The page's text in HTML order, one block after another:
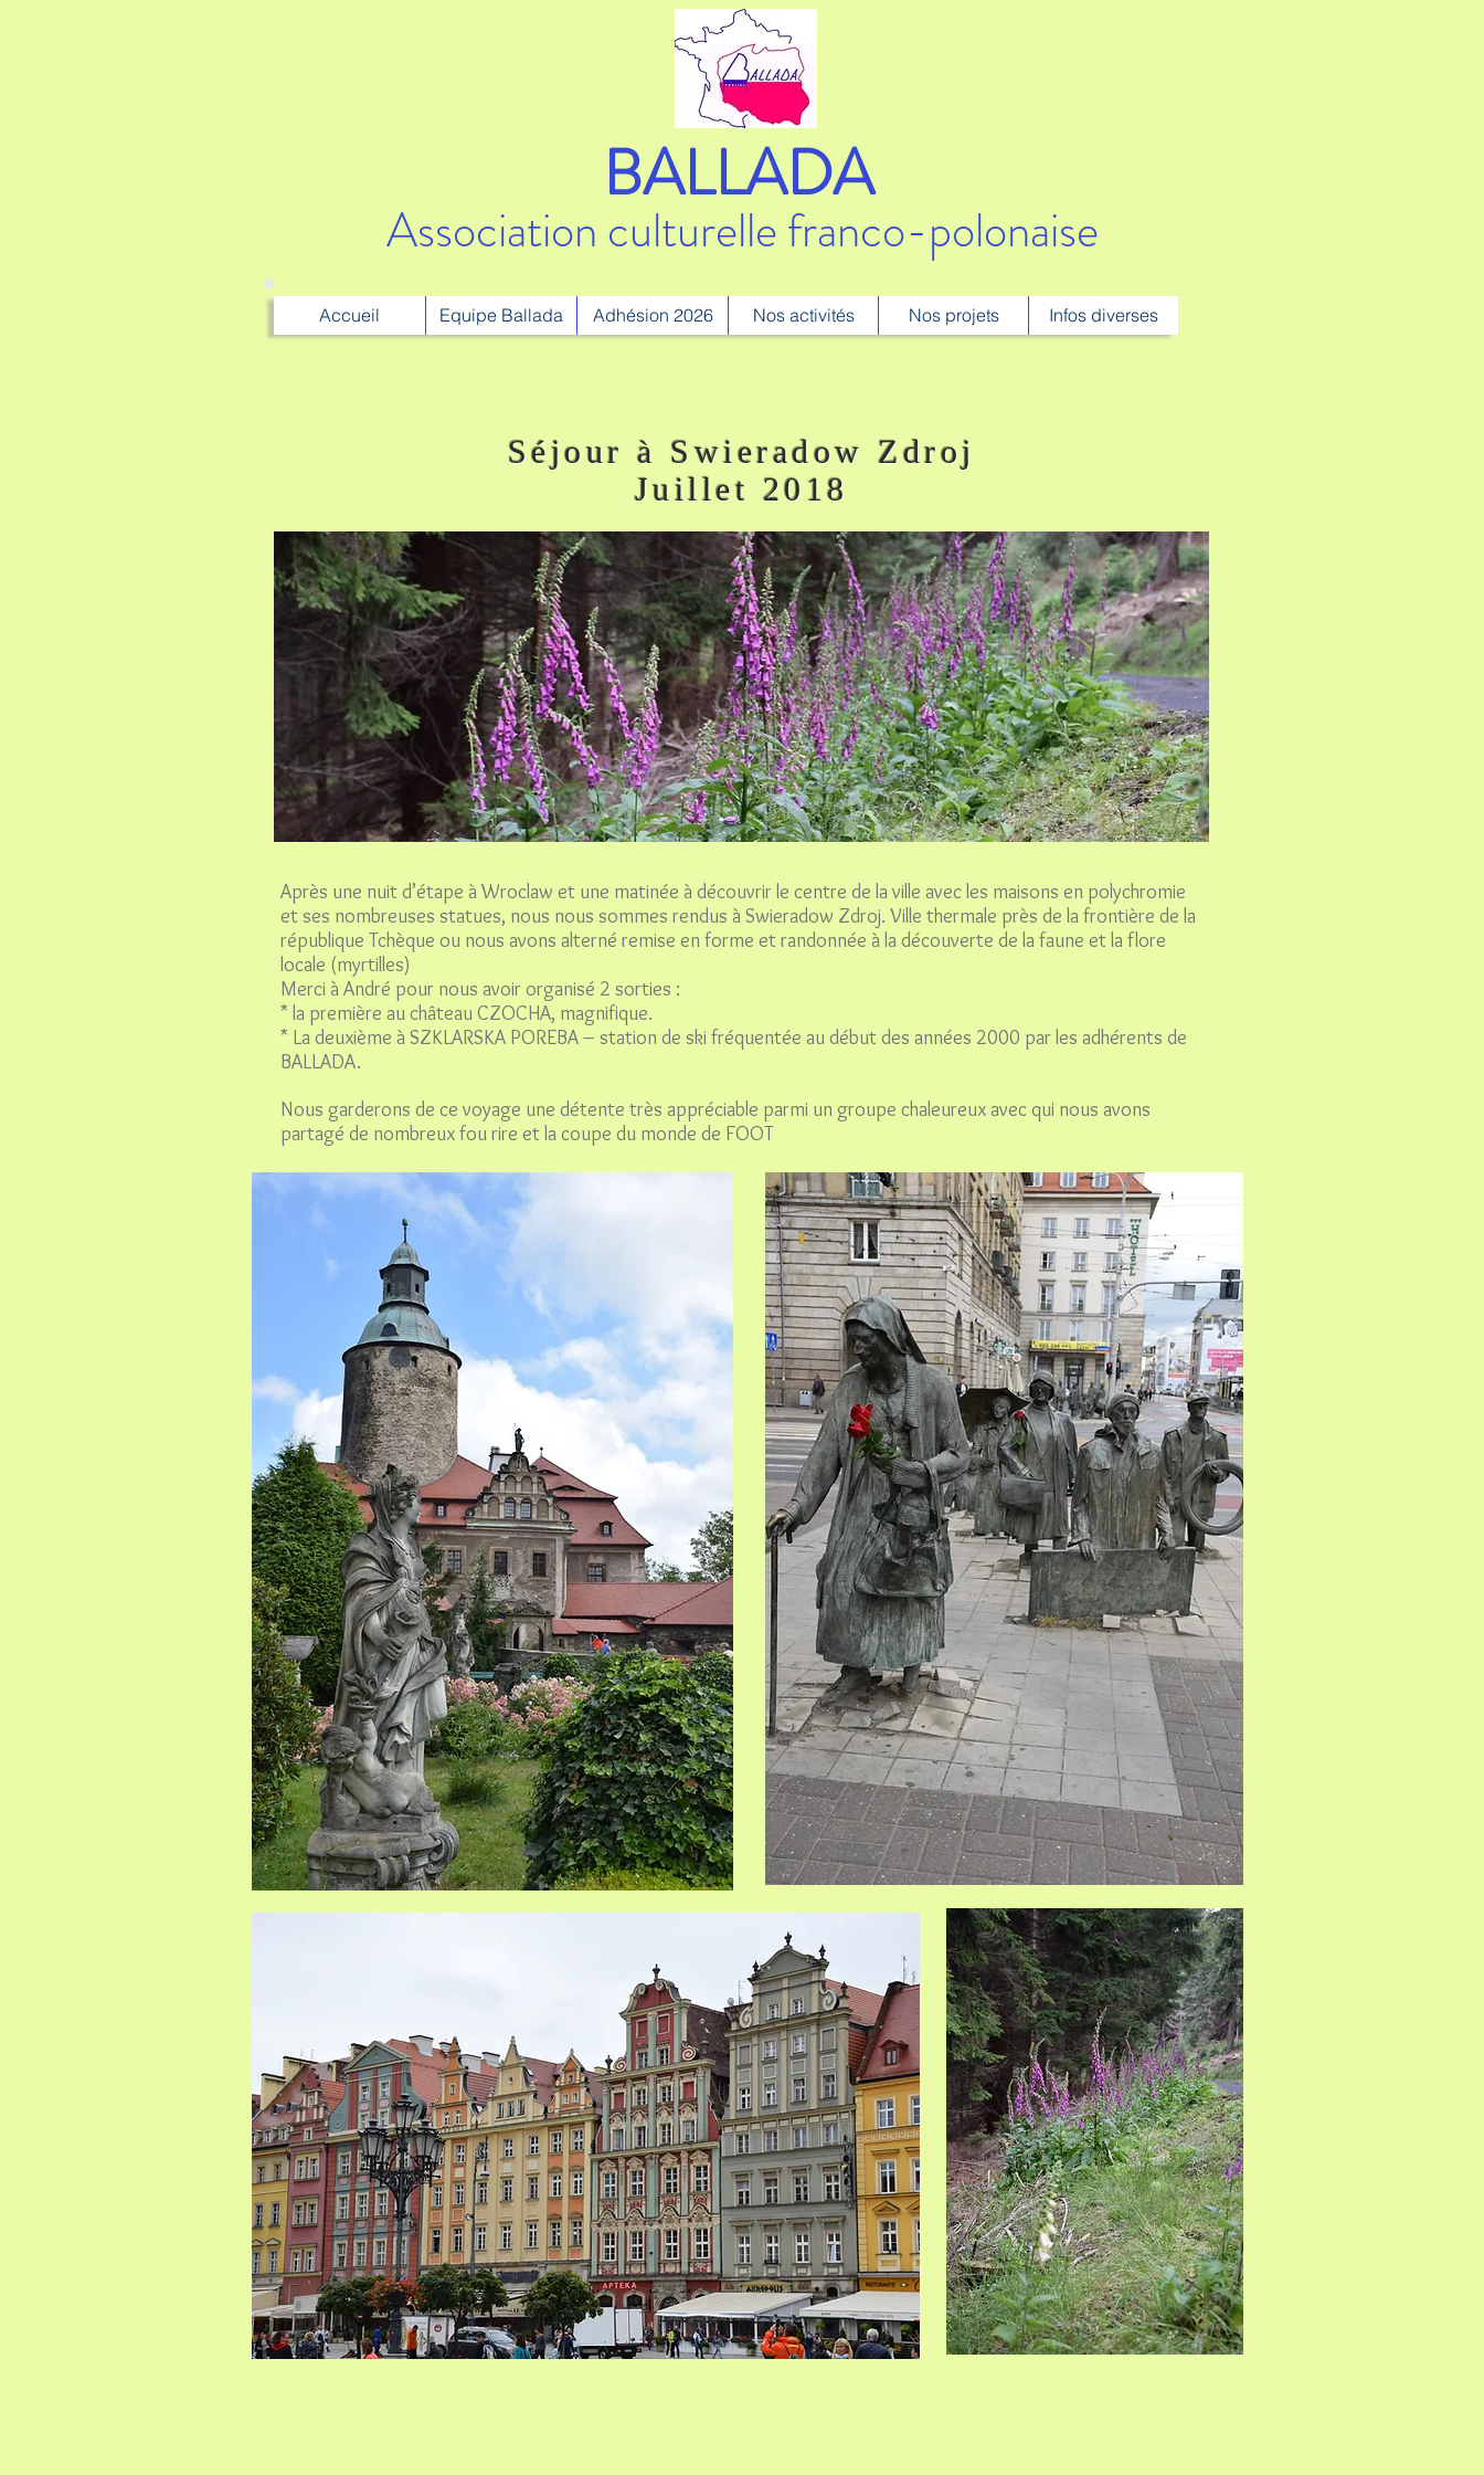
BALLADA
Association culturelle franco-polonaise
Accueil Equipe Ballada Adhésion 2026 Nos activités Nos projets Infos diverses
Séjour à Swieradow Zdroj
Juillet 2018
Après une nuit d’étape à Wroclaw et une matinée à découvrir le centre de la ville avec les maisons en polychromie
et ses nombreuses statues, nous nous sommes rendus à Swieradow Zdroj. Ville thermale près de la frontière de la
république Tchèque ou nous avons alterné remise en forme et randonnée à la découverte de la faune et la flore
locale (myrtilles)
Merci à André pour nous avoir organisé 2 sorties :
* la première au château CZOCHA, magnifique.
* La deuxième à SZKLARSKA POREBA – station de ski fréquentée au début des années 2000 par les adhérents de
BALLADA.
Nous garderons de ce voyage une détente très appréciable parmi un groupe chaleureux avec qui nous avons
partagé de nombreux fou rire et la coupe du monde de FOOT